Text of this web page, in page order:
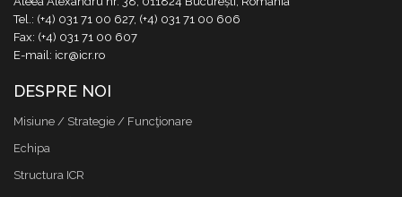
Tel.: (+4) 031 71 00 627, (+4) 031 71 00 606
Fax: (+4) 031 71 00 607
E-mail: icr@icr.ro
DESPRE NOI
Misiune / Strategie / Funcţionare
Echipa
Structura ICR